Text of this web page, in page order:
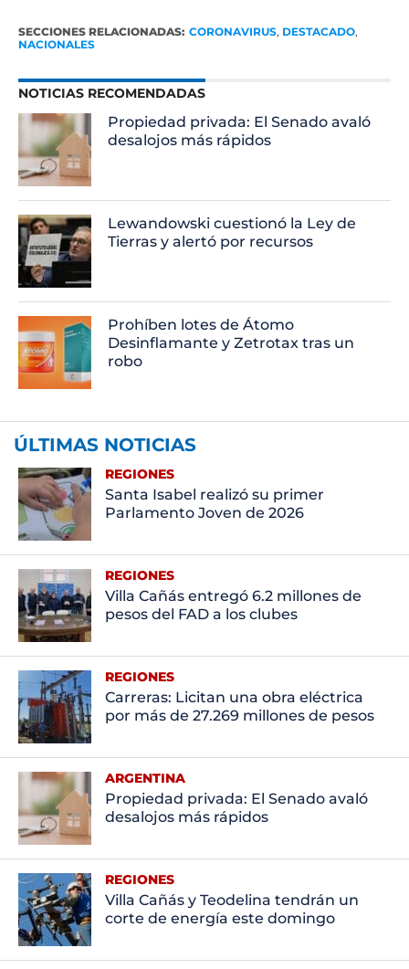
SECCIONES RELACIONADAS: CORONAVIRUS, DESTACADO,
NACIONALES
NOTICIAS RECOMENDADAS
Propiedad privada: El Senado avaló
desalojos más rápidos
Lewandowski cuestionó la Ley de
Tierras y alertó por recursos
Prohíben lotes de Átomo
Desinflamante y Zetrotax tras un
robo
ÚLTIMAS NOTICIAS
REGIONES
Santa Isabel realizó su primer
Parlamento Joven de 2026
REGIONES
Villa Cañás entregó 6.2 millones de
pesos del FAD a los clubes
REGIONES
Carreras: Licitan una obra eléctrica
por más de 27.269 millones de pesos
ARGENTINA
Propiedad privada: El Senado avaló
desalojos más rápidos
REGIONES
Villa Cañás y Teodelina tendrán un
corte de energía este domingo